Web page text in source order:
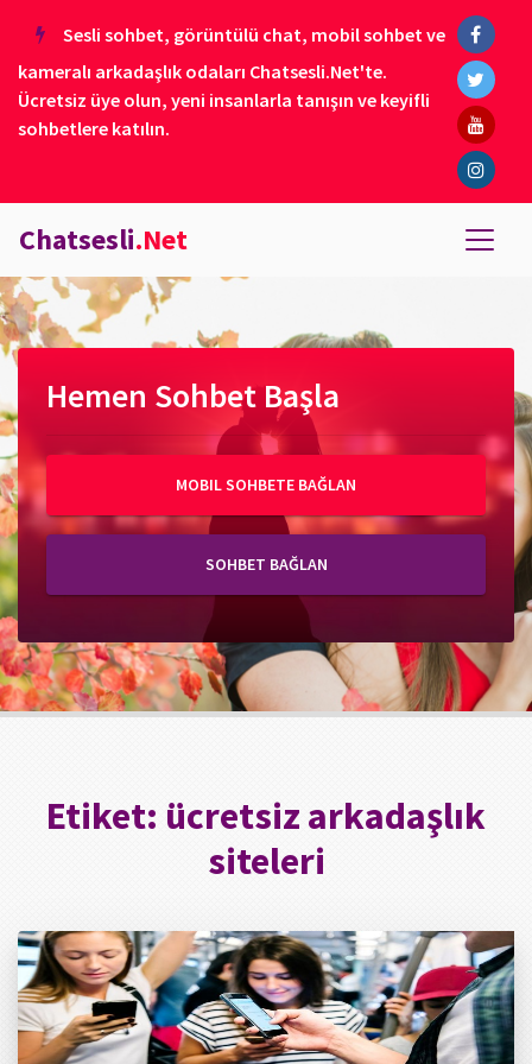
Sesli sohbet, görüntülü chat, mobil sohbet ve
kameralı arkadaşlık odaları Chatsesli.Net'te.
Ücretsiz üye olun, yeni insanlarla tanışın ve keyifli
sohbetlere katılın.
Chatsesli.Net
Hemen Sohbet Başla
MOBIL SOHBETE BAĞLAN
SOHBET BAĞLAN
Etiket: ücretsiz arkadaşlık
siteleri